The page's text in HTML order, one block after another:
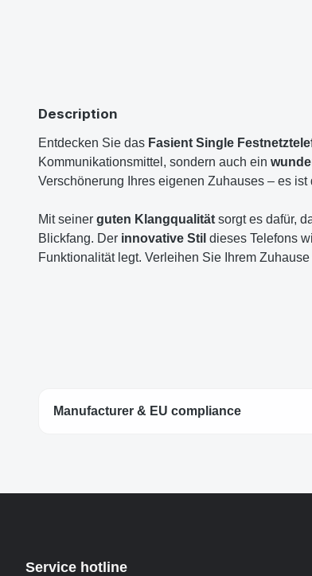
Description
Entdecken Sie das Fasient Single
Kommunikationsmittel, sondern auch ein
Verschönerung Ihres eigenen Zuhauses – es
Mit seiner guten Klangqualität sorgt es dafür,
Blickfang. Der innovative Stil dieses Telefons
Funktionalität legt. Verleihen Sie Ihrem
Manufacturer & EU compliance
Service hotline